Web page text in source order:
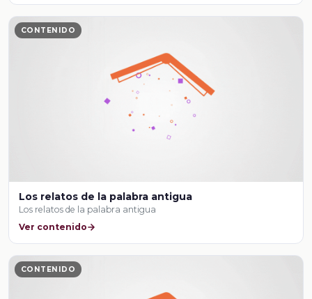
CONTENIDO
Los relatos de la palabra antigua
Los relatos de la palabra antigua
Ver contenido
CONTENIDO